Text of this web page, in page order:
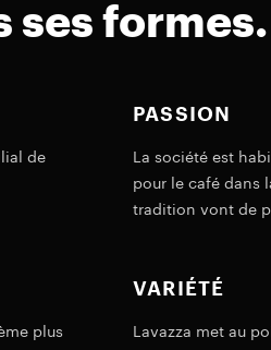
ses formes.
de
plus
PASSION
La société est
pour le café dans
tradition vont de
VARIÉTÉ
Lavazza met au